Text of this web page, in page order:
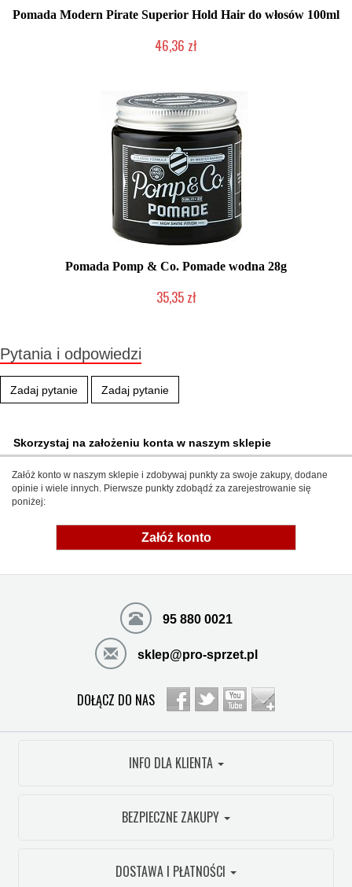
Pomada Modern Pirate Superior Hold Hair do włosów 100ml
46,36 zł
Pomada Pomp & Co. Pomade wodna 28g
35,35 zł
Pytania i odpowiedzi
Zadaj pytanie Zadaj pytanie
Skorzystaj na założeniu konta w naszym sklepie
Załóż konto w naszym sklepie i zdobywaj punkty za swoje zakupy, dodane
opinie i wiele innych. Pierwsze punkty zdobądź za zarejestrowanie się
poniżej:
Załóż konto
95 880 0021
sklep@pro-sprzet.pl
DOŁĄCZ DO NAS
INFO DLA KLIENTA
BEZPIECZNE ZAKUPY
DOSTAWA I PŁATNOŚCI